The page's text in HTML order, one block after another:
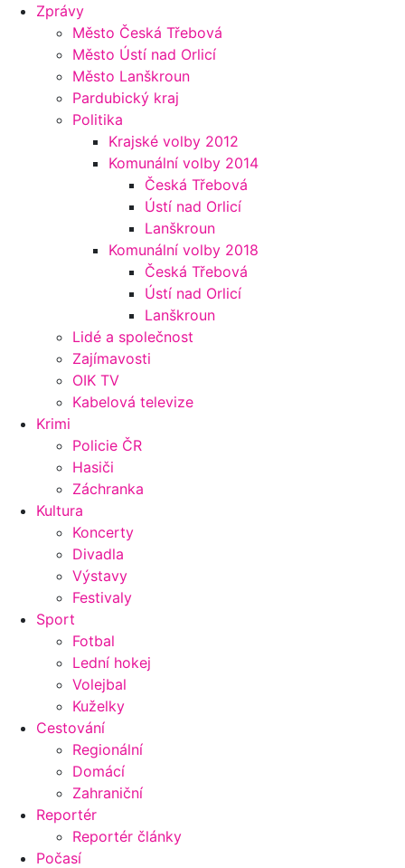
Zprávy
Město Česká Třebová
Město Ústí nad Orlicí
Město Lanškroun
Pardubický kraj
Politika
Krajské volby 2012
Komunální volby 2014
Česká Třebová
Ústí nad Orlicí
Lanškroun
Komunální volby 2018
Česká Třebová
Ústí nad Orlicí
Lanškroun
Lidé a společnost
Zajímavosti
OIK TV
Kabelová televize
Krimi
Policie ČR
Hasiči
Záchranka
Kultura
Koncerty
Divadla
Výstavy
Festivaly
Sport
Fotbal
Lední hokej
Volejbal
Kuželky
Cestování
Regionální
Domácí
Zahraniční
Reportér
Reportér články
Počasí